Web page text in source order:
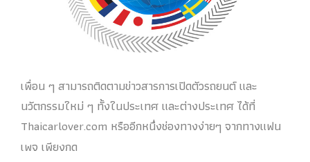
เพื่อน ๆ สามารถติดตามข่าวสารการเปิดตัวรถยนต์ และ
นวัตกรรมใหม่ ๆ ทั้งในประเทศ และต่างประเทศ ได้ที่
Thaicarlover.com หรืออีกหนึ่งช่องทางง่ายๆ จากทางแฟน
เพจ เพียงกด